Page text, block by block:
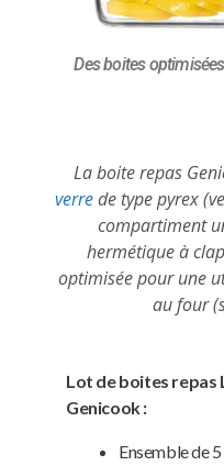
Des boites
La boite repas
verrede type pyrex
compartiment
hermétique à
optimisée pour une
au four
Lot de boites repas
Genicook :
Ensemble de